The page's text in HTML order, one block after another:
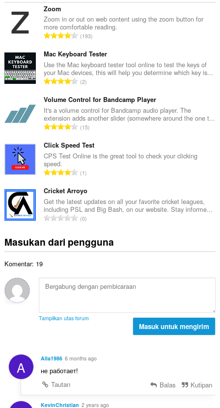
Zoom
Zoom in or out on web content using the zoom button for
more comfortable reading.
J
m
l
a
h
o
t
a
p
e
d
p
a
t
:
193
Mac Keyboard Tester
Use the Mac keyboard tester tool online to test the keys of
your Mac devices, this will help you determine which key is...
J
m
l
a
h
o
t
a
p
e
n
d
p
a
2
Volume Control for Bandcamp Player
It's a volume control for Bandcamp audio player. The
extension adds another slider (somewhere around the one t...
J
m
l
h
o
t
a
e
n
p
:
15
Click Speed Test
CPS Test Online is the great tool to check your clicking
speed.
J
m
l
a
h
o
t
p
e
a
:
1
Cricket Arroyo
Get the latest updates on all your favorite cricket leagues,
including PSL and Big Bash, on our website. Stay informe...
J
l
t
o
l
d
p
t
:
0
Masukan dari pengguna
Komentar: 19
Tampilkan utas forum
Masuk untuk mengirim
A Alla1986 6 months ago
не работает!
Tautan
Balas Kutipan
KevinChristian 2 years ago